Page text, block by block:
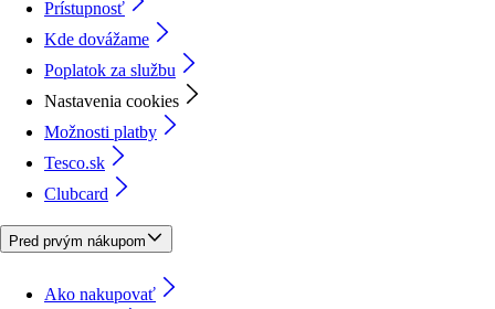
Prístupnosť
Kde dovážame
Poplatok za službu
Nastavenia cookies
Možnosti platby
Tesco.sk
Clubcard
Pred prvým nákupom
Ako nakupovať